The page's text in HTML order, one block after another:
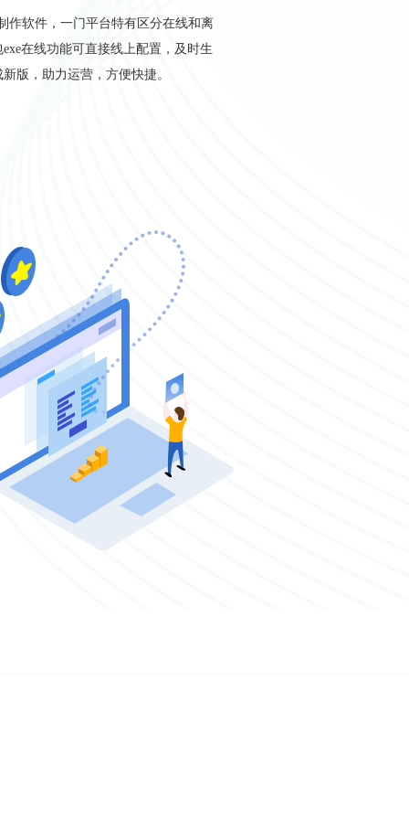
作软件，一门平台特有区分在线和离
在线功能可直接线上配置，及时生
版，助力运营，方便快捷。